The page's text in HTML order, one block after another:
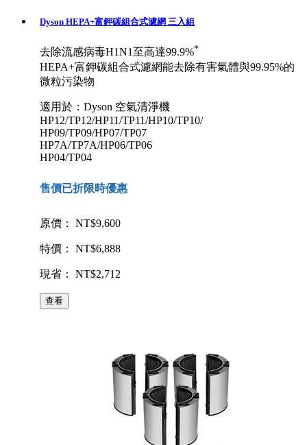
Dyson HEPA+富鉀碳組合式濾網 三入組
去除流感病毒H1N1至高達99.9%*
HEPA+富鉀碳組合式濾網能去除有害氣體與99.95%的
微粒污染物
適用於：Dyson 空氣清淨機
HP12/TP12/HP11/TP11/HP10/TP10/
HP09/TP09/HP07/TP07
HP7A/TP7A/HP06/TP06
HP04/TP04
售價已折限時優惠
原價： NT$9,600
特價： NT$6,888
現省： NT$2,712
查看